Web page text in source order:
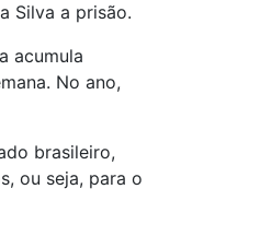
Silva a prisão.
acumula
No ano,
brasileiro,
ou seja, para o